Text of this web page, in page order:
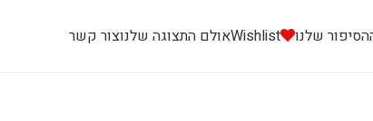
הסיפור שלנו Wishlistאולם התצוגה שלנוצור קשר